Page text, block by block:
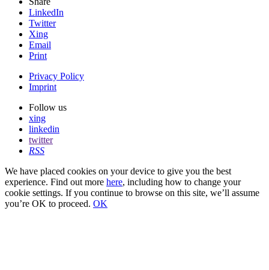
LinkedIn
Twitter
Xing
Email
Print
Privacy Policy
Imprint
Follow us
xing
linkedin
twitter
RSS
We have placed cookies on your device to give you the best
experience. Find out more here, including how to change your
cookie settings. If you continue to browse on this site, we’ll assume
you’re OK to proceed. OK